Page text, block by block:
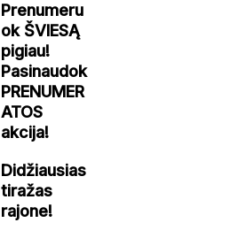
Prenumeru
ok ŠVIESĄ
pigiau!
Pasinaudok
PRENUMER
ATOS
akcija!
Didžiausias
tiražas
rajone!